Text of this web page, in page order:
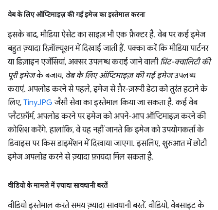
वेब के लिए ऑप्टिमाइज़ की गई इमेज का इस्तेमाल करना
इसके बाद, मीडिया ऐसेट का साइज़ भी एक फ़ैक्टर है. वेब पर कई इमेज
बहुत ज़्यादा रिज़ॉल्यूशन में दिखाई जाती हैं. पक्का करें कि मीडिया पार्टनर
या डिज़ाइन एजेंसियां, अक्सर उपलब्ध कराई जाने वाली प्रिंट-क्वालिटी की
पूरी इमेजके बजाय, वेब के लिए ऑप्टिमाइज़ की गई इमेजउपलब्ध
कराएं. अपलोड करने से पहले, इमेज से गै़र-ज़रूरी डेटा को तुरंत हटाने के
लिए, TinyJPG जैसी सेवा का इस्तेमाल किया जा सकता है. कई वेब
प्लैटफ़ॉर्म, अपलोड करने पर इमेज को अपने-आप ऑप्टिमाइज़ करने की
कोशिश करेंगे. हालांकि, वे यह नहीं जानते कि इमेज को उपयोगकर्ता के
डिवाइस पर किस डाइमेंशन में दिखाया जाएगा. इसलिए, शुरुआत में छोटी
इमेज अपलोड करने से ज़्यादा फ़ायदा मिल सकता है.
वीडियो के मामले में ज़्यादा सावधानी बरतें
वीडियो इस्तेमाल करते समय ज़्यादा सावधानी बरतें. वीडियो, वेबसाइट के